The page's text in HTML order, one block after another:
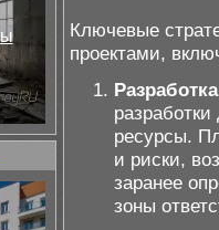
Ключевые
проектами,
ресурсы.
и риски,
заранее
зоны